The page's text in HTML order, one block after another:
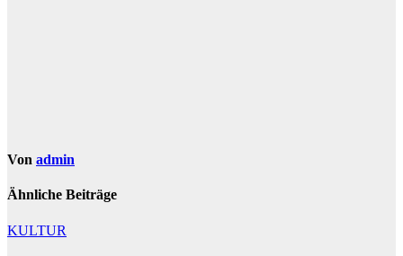
Von admin
Ähnliche Beiträge
KULTUR